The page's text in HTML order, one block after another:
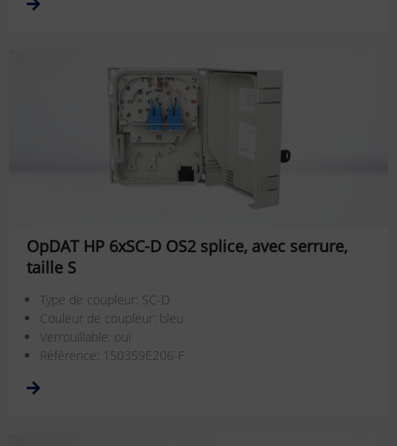
OpDAT HP 6xSC-D OS2 splice, avec serrure,
taille S
Type de coupleur: SC-D
Couleur de coupleur: bleu
Verrouillable: oui
Référence: 150359E206-F